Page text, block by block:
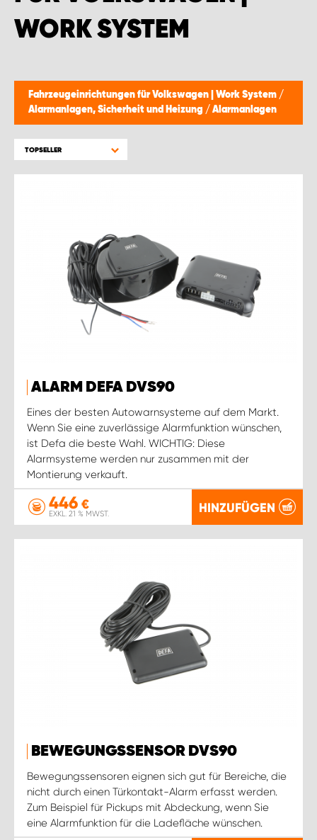
WORK SYSTEM
Fahrzeugeinrichtungen für Volkswagen | Work System /
Alarmanlagen, Sicherheit und Heizung / Alarmanlagen
TOPSELLER
ALARM DEFA DVS90
Eines der besten Autowarnsysteme auf dem Markt.
Wenn Sie eine zuverlässige Alarmfunktion wünschen,
ist Defa die beste Wahl. WICHTIG: Diese
Alarmsysteme werden nur zusammen mit der
Montierung verkauft.
446 €
EXKL. 21 % MWST. HINZUFÜGEN
BEWEGUNGSSENSOR DVS90
Bewegungssensoren eignen sich gut für Bereiche, die
nicht durch einen Türkontakt-Alarm erfasst werden.
Zum Beispiel für Pickups mit Abdeckung, wenn Sie
eine Alarmfunktion für die Ladefläche wünschen.
WORK SYSTEM BRÜSSEL
WORK SYSTEM NAMEN
WORK SYSTEM WORK SYSTEM BRÜGGE